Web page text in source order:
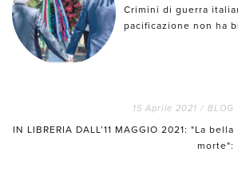
Crimini di guerra
pacificazione non ha
15 Aprile 2021 / BLOG
IN LIBRERIA DALL’11 MAGGIO 2021: "La bella
morte":